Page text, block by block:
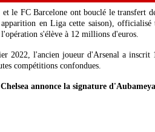
et le FC Barcelone ont bouclé le transfert
en Liga cette saison),
s'élève à 12 millions d'euros.
2022, l'ancien joueur d'Arsenal a inscrit
compétitions confondues.
Chelsea annonce la signature